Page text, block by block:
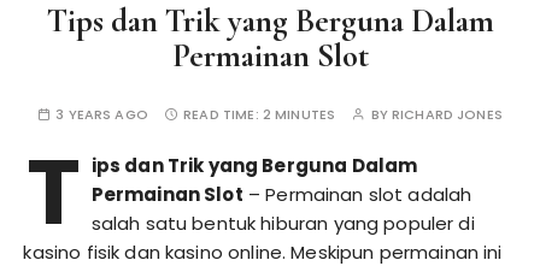
Tips dan Trik yang Berguna Dalam
Permainan Slot
3 YEARS AGO READ TIME: 2 MINUTES BYRICHARD JONES
T ips dan Trik yang Berguna Dalam
Permainan Slot – Permainan slot adalah
salah satu bentuk hiburan yang populer di
kasino fisik dan kasino online. Meskipun permainan ini